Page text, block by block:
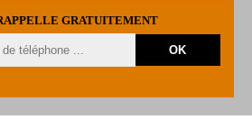
GRATUITEMENT